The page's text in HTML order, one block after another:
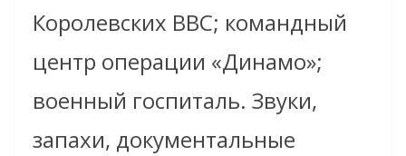
Королевских ВВС; командный
центр операции «Динамо»;
военный госпиталь. Звуки,
запахи, документальные